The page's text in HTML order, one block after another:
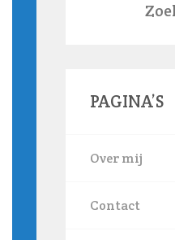
PAGINA’S
Over mij
Contact